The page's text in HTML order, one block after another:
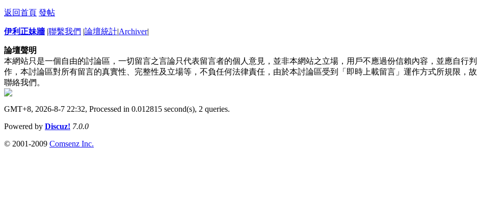
返回首頁 發帖
伊利正妹牆 |聯繫我們 |論壇統計|Archiver|
論壇聲明
本網站只是一個自由的討論區，一切留言之言論只代表留言者的個人意見，並非本網站之立場，用戶不應過份信賴內容，並應自行
作，本討論區對所有留言的真實性、完整性及立場等，不負任何法律責任，由於本討論區受到「即時上載留言」運作方式所規限，
聯絡我們。
GMT+8, 2026-8-7 22:32, Processed in 0.012815 second(s), 2 queries.
Powered by Discuz! 7.0.0
© 2001-2009 Comsenz Inc.